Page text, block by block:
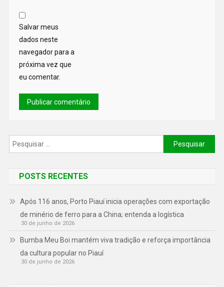
Salvar meus
dados neste
navegador para a
próxima vez que
eu comentar.
POSTS RECENTES
Após 116 anos, Porto Piauí inicia operações com exportação
de minério de ferro para a China; entenda a logística
30 de junho de 2026
Bumba Meu Boi mantém viva tradição e reforça importância
da cultura popular no Piauí
30 de junho de 2026